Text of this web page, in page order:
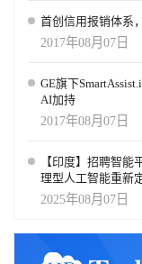
首创信用报销体系
2017年08月07日
GE旗下
AI加持
2017年08月07日
【印度】招聘智能
理型人工智能重新
2025年08月07日